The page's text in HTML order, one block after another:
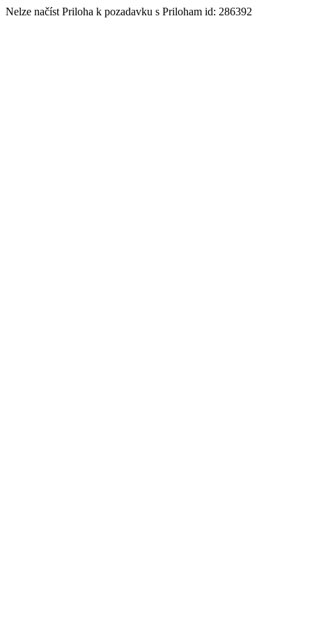
Nelze načíst Priloha k pozadavku s Priloham id: 286392